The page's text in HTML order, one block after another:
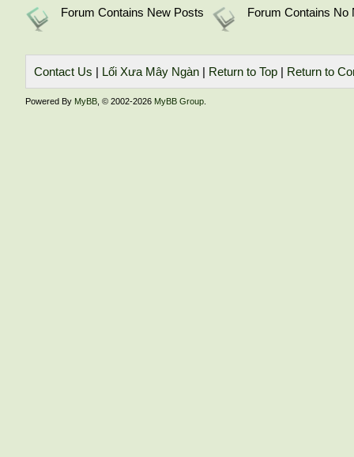
Forum Contains New Posts Forum Contains No
Contact Us | Lối Xưa Mây Ngàn | Return to Top | Return to
Powered By MyBB , © 2002-2026 MyBB Group